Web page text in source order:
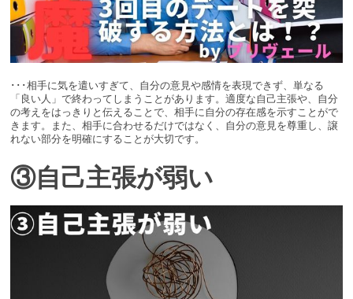
･･･相手に気を遣いすぎて、自分の意見や感情を表現できず、単なる
「良い人」で終わってしまうことがあります。適度な自己主張や、自分
の考えをはっきりと伝えることで、相手に自分の存在感を示すことがで
きます。また、相手に合わせるだけではなく、自分の意見を尊重し、譲
れない部分を明確にすることが大切です。
③自己主張が弱い